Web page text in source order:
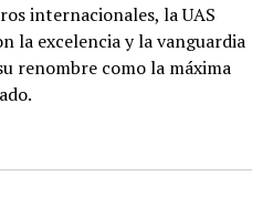
internacionales, la UAS
la excelencia y la vanguardia
renombre como la máxima